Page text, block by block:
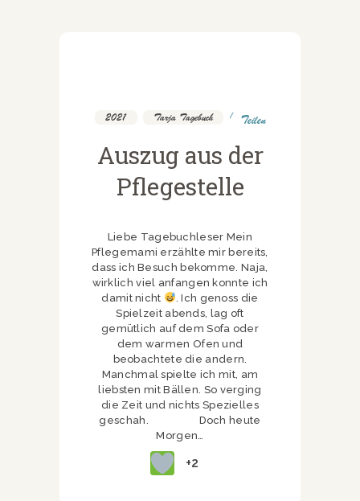
2021 Tarja Tagebuch Teilen
Auszug aus der
Pflegestelle
Liebe Tagebuchleser Mein
Pflegemami erzählte mir bereits,
dass ich Besuch bekomme. Naja,
wirklich viel anfangen konnte ich
damit nicht
. Ich genoss die
Spielzeit abends, lag oft
gemütlich auf dem Sofa oder
dem warmen Ofen und
beobachtete die andern.
Manchmal spielte ich mit, am
liebsten mit Bällen. So verging
die Zeit und nichts Spezielles
geschah. Doch heute
Morgen…
+2